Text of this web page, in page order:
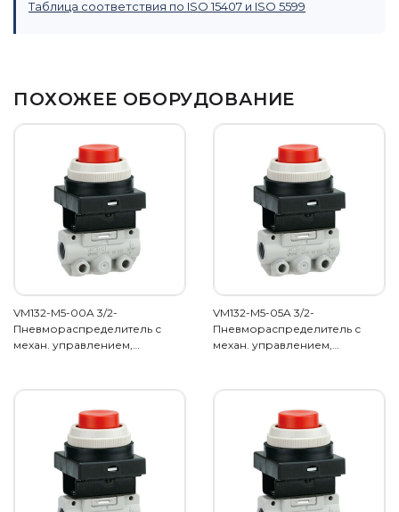
Таблица соответствия по ISO 15407 и ISO 5599
ПОХОЖЕЕ ОБОРУДОВАНИЕ
VM132-M5-00A 3/2-
Пневмораспределитель с
механ. управлением,…
VM132-M5-05A 3/2-
Пневмораспределитель с
механ. управлением,…